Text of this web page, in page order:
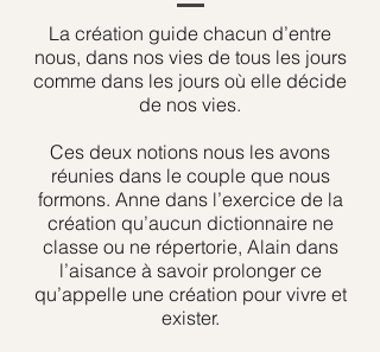
La création guide chacun d’entre
nous, dans nos vies de tous les jours
comme dans les jours où elle décide
de nos vies.
Ces deux notions nous les avons
réunies dans le couple que nous
formons. Anne dans l’exercice de la
création qu’aucun dictionnaire ne
classe ou ne répertorie, Alain dans
l’aisance à savoir prolonger ce
qu’appelle une création pour vivre et
exister.